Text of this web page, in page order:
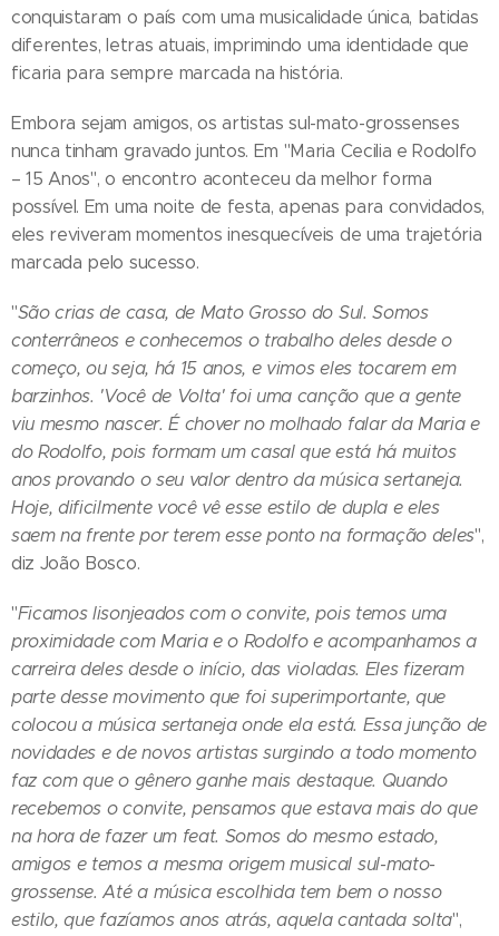
conquistaram o país com uma musicalidade única, batidas
diferentes, letras atuais, imprimindo uma identidade que
ficaria para sempre marcada na história.
Embora sejam amigos, os artistas sul-mato-grossenses
nunca tinham gravado juntos. Em "Maria Cecilia e Rodolfo
– 15 Anos", o encontro aconteceu da melhor forma
possível. Em uma noite de festa, apenas para convidados,
eles reviveram momentos inesquecíveis de uma trajetória
marcada pelo sucesso.
"São crias de casa, de Mato Grosso do Sul. Somos
conterrâneos e conhecemos o trabalho deles desde o
começo, ou seja, há 15 anos, e vimos eles tocarem em
barzinhos. 'Você de Volta' foi uma canção que a gente
viu mesmo nascer. É chover no molhado falar da Maria e
do Rodolfo, pois formam um casal que está há muitos
anos provando o seu valor dentro da música sertaneja.
Hoje, dificilmente você vê esse estilo de dupla e eles
saem na frente por terem esse ponto na formação deles",
diz João Bosco.
"Ficamos lisonjeados com o convite, pois temos uma
proximidade com Maria e o Rodolfo e acompanhamos a
carreira deles desde o início, das violadas. Eles fizeram
parte desse movimento que foi superimportante, que
colocou a música sertaneja onde ela está. Essa junção de
novidades e de novos artistas surgindo a todo momento
faz com que o gênero ganhe mais destaque. Quando
recebemos o convite, pensamos que estava mais do que
na hora de fazer um feat. Somos do mesmo estado,
amigos e temos a mesma origem musical sul-mato-
grossense. Até a música escolhida tem bem o nosso
estilo, que fazíamos anos atrás, aquela cantada solta",